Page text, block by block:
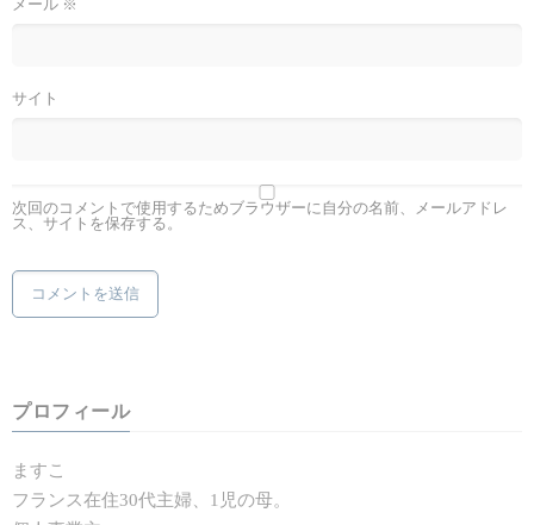
メール ※
サイト
次回のコメントで使用するためブラウザーに自分の名前、メールアドレ
ス、サイトを保存する。
プロフィール
ますこ
フランス在住30代主婦、1児の母。